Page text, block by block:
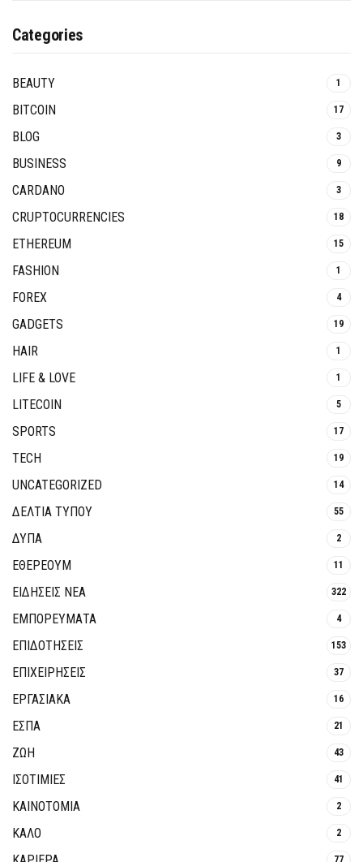
Categories
BEAUTY 1
BITCOIN 17
BLOG 3
BUSINESS 9
CARDANO 3
CRUPTOCURRENCIES 18
ETHEREUM 15
FASHION 1
FOREX 4
GADGETS 19
HAIR 1
LIFE & LOVE 1
LITECOIN 5
SPORTS 17
TECH 19
UNCATEGORIZED 14
ΔΕΛΤΙΑ ΤΥΠΟΥ 55
ΔΥΠΑ 2
ΕΘΈΡΕΟΥΜ 11
ΕΙΔΗΣΕΙΣ ΝΕΑ 322
ΕΜΠΟΡΕΥΜΑΤΑ 4
ΕΠΙΔΟΤΗΣΕΙΣ 153
ΕΠΙΧΕΙΡΗΣΕΙΣ 37
ΕΡΓΑΣΙΑΚΑ 16
ΕΣΠΑ 21
ΖΩΗ 43
ΙΣΟΤΙΜΙΕΣ 41
ΚΑΙΝΟΤΟΜΊΑ 2
ΚΑΛΟ 2
77